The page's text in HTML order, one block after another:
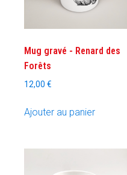
Mug gravé - Renard des
Forêts
12,00 €
Ajouter au panier